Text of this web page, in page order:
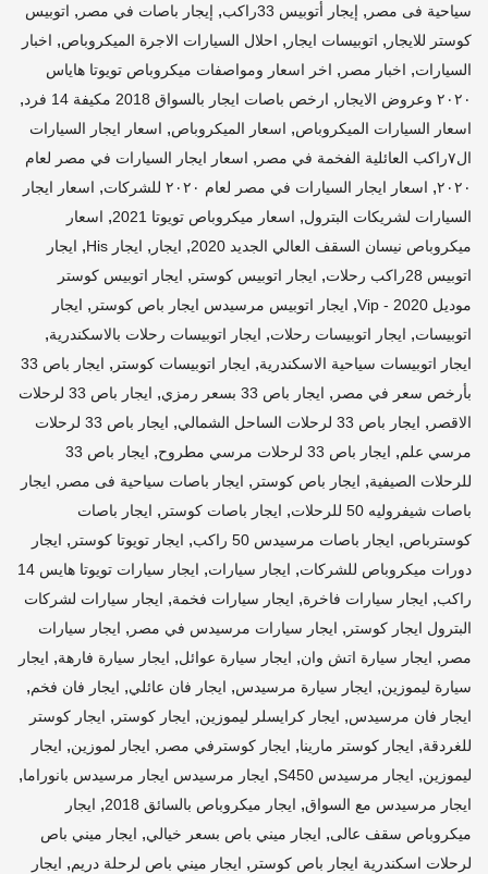
سياحية فى مصر , إيجار أتوبيس 33راكب , إيجار باصات في مصر , اتوبيس
كوستر للايجار , اتوبيسات ايجار , احلال السيارات الاجرة الميكروباص, اخبار
السيارات, اخبار مصر , اخر اسعار ومواصفات ميكروباص تويوتا هاياس
٢٠٢٠ وعروض الايجار
, ارخص باصات ايجار بالسواق 2018 مكيفة 14 فرد ,
اسعار السيارات الميكروباص, اسعار الميكروباص, اسعار ايجار السيارات
ال٧راكب العائلية الفخمة في مصر
, اسعار ايجار السيارات في مصر لعام
٢٠٢٠, اسعار ايجار السيارات في مصر لعام ٢٠٢٠ للشركات , اسعار ايجار
السيارات لشريكات البترول, اسعار ميكروباص تويوتا 2021 , اسعار
ميكروباص نيسان السقف العالي الجديد 2020
, ايجار , ايجار His , ايجار
اتوبيس 28راكب رحلات
, ايجار اتوبيس كوستر , ايجار اتوبيس كوستر
موديل 2020 - Vip
, ايجار اتوبيس مرسيدس ايجار باص كوستر , ايجار
اتوبيسات, ايجار اتوبيسات رحلات, ايجار اتوبيسات رحلات بالاسكندرية,
ايجار اتوبيسات سياحية الاسكندرية, ايجار اتوبيسات كوستر ,
ايجار باص 33
بأرخص سعر في مصر , ايجار باص 33 بسعر رمزي ,
ايجار باص 33 لرحلات
الاقصر , ايجار باص 33 لرحلات الساحل الشمالي ,
ايجار باص 33 لرحلات
مرسي علم, ايجار باص 33 لرحلات مرسي مطروح ,
ايجار باص 33
للرحلات الصيفية, ايجار باص كوستر , ايجار باصات سياحية فى مصر , ايجار
باصات شيفروليه 50 للرحلات
, ايجار باصات كوستر , ايجار باصات
كوسترباص, ايجار باصات مرسيدس 50 راكب , ايجار تويوتا كوستر , ايجار
دورات ميكروباص للشركات, ايجار سيارات,
ايجار سيارات تويوتا هايس 14
راكب, ايجار سيارات فاخرة, ايجار سيارات فخمة, ايجار سيارات لشركات
البترول ايجار كوستر , ايجار سيارات مرسيدس في مصر , ايجار سيارات
مصر , ايجار سيارة اتش وان, ايجار سيارة عوائل, ايجار سيارة فارهة, ايجار
سيارة ليموزين, ايجار سيارة مرسيدس, ايجار فان عائلي, ايجار فان فخم,
ايجار فان مرسيدس, ايجار كرايسلر ليموزين, ايجار كوستر , ايجار كوستر
للغردقة, ايجار كوستر مارينا, ايجار كوسترفي مصر , ايجار لموزين, ايجار
ليموزين, ايجار مرسيدس S450 , ايجار مرسيدس ايجار مرسيدس بانوراما,
ايجار مرسيدس مع السواق, ايجار ميكروباص بالسائق 2018 , ايجار
ميكروباص سقف عالى, ايجار ميني باص بسعر خيالي, ايجار ميني باص
لرحلات اسكندرية ايجار باص كوستر , ايجار ميني باص لرحلة دريم, ايجار